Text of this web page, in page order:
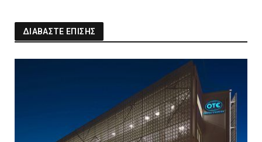
ΔΙΑΒΑΣΤΕ ΕΠΙΣΗΣ